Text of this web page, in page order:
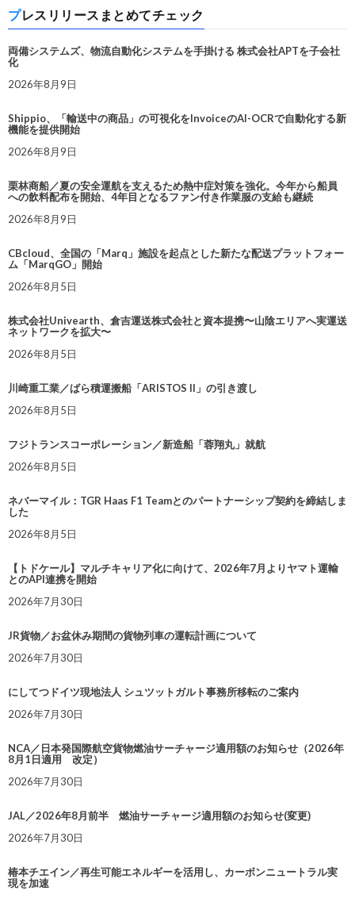
プレスリリースまとめてチェック
両備システムズ、物流自動化システムを手掛ける 株式会社APTを子会社
化
2026年8月9日
Shippio、「輸送中の商品」の可視化をInvoiceのAI-OCRで自動化する新
機能を提供開始
2026年8月9日
栗林商船／夏の安全運航を支えるため熱中症対策を強化。今年から船員
への飲料配布を開始、4年目となるファン付き作業服の支給も継続
2026年8月9日
CBcloud、全国の「Marq」施設を起点とした新たな配送プラットフォー
ム「MarqGO」開始
2026年8月5日
株式会社Univearth、倉吉運送株式会社と資本提携〜山陰エリアへ実運送
ネットワークを拡大〜
2026年8月5日
川崎重工業／ばら積運搬船「ARISTOS II」の引き渡し
2026年8月5日
フジトランスコーポレーション／新造船「蓉翔丸」就航
2026年8月5日
ネバーマイル：TGR Haas F1 Teamとのパートナーシップ契約を締結しま
した
2026年8月5日
【トドケール】マルチキャリア化に向けて、2026年7月よりヤマト運輸
とのAPI連携を開始
2026年7月30日
JR貨物／お盆休み期間の貨物列車の運転計画について
2026年7月30日
にしてつドイツ現地法人 シュツットガルト事務所移転のご案内
2026年7月30日
NCA／日本発国際航空貨物燃油サーチャージ適用額のお知らせ（2026年
8月1日適用 改定）
2026年7月30日
JAL／2026年8月前半 燃油サーチャージ適用額のお知らせ(変更)
2026年7月30日
椿本チエイン／再生可能エネルギーを活用し、カーボンニュートラル実
現を加速